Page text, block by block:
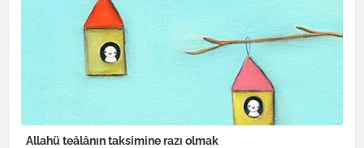
Allahü teâlânın taksimine razı olmak